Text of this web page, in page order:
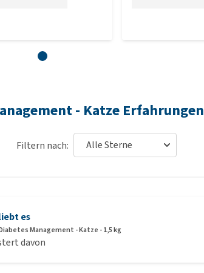
- Katze Erfahrungen
Filtern nach:
es
Management - Katze - 1,5 kg
davon